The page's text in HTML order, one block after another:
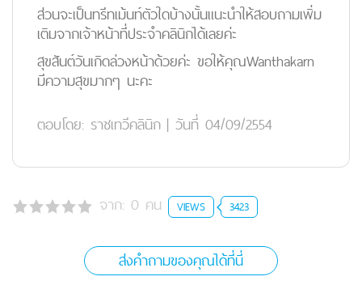
ส่วนจะเป็นทรีทเม้นท์ตัวใดบ้างนั้นแนะนำให้สอบถามเพิ่ม
เติมจากเจ้าหน้าที่ประจำคลินิกได้เลยค่ะ
สุขสันต์วันเกิดล่วงหน้าด้วยค่ะ ขอให้คุณWanthakarn
มีความสุขมากๆ นะคะ
ตอบโดย: ราชเทวีคลินิก | วันที่ 04/09/2554
จาก: 0 คน VIEWS 3423
ส่งคำถามของคุณได้ที่นี่